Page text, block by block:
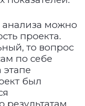
можно
проекта.
то вопрос
по себе
этапе
был